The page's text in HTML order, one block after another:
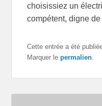
choisissiez un
compétent, digne
Cette entrée a été
Marquer lepermalien